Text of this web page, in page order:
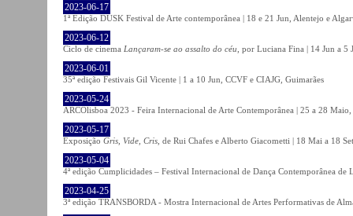
2023-06-17
1ª Edição DUSK Festival de Arte contemporânea | 18 e 21 Jun, Alentejo e
2023-06-12
Ciclo de cinema Lançaram-se ao assalto do céu , por Luciana Fina | 14 Jun a 5
2023-06-01
35ª edição Festivais Gil Vicente | 1 a 10 Jun, CCVF e CIAJG, Guimarães
2023-05-24
ARCOlisboa 2023 - Feira Internacional de Arte Contemporânea | 25 a 28
2023-05-17
Exposição Gris, Vide, Cris , de Rui Chafes e Alberto Giacometti | 18 Mai a 18
2023-05-04
4ª edição Cumplicidades – Festival Internacional de Dança Contemporânea
2023-04-25
3ª edição TRANSBORDA - Mostra Internacional de Artes Performativas de